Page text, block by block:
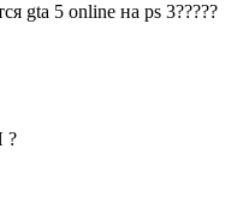
gta 5 online на ps 3?????
?